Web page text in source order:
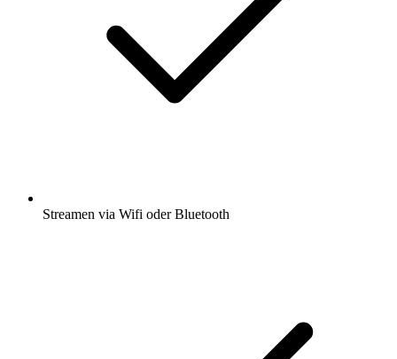
Streamen via Wifi oder Bluetooth